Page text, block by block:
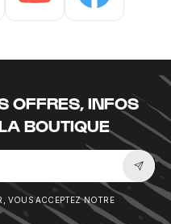
OFFRES, INFOS
BOUTIQUE
VOUS ACCEPTEZ NOTRE